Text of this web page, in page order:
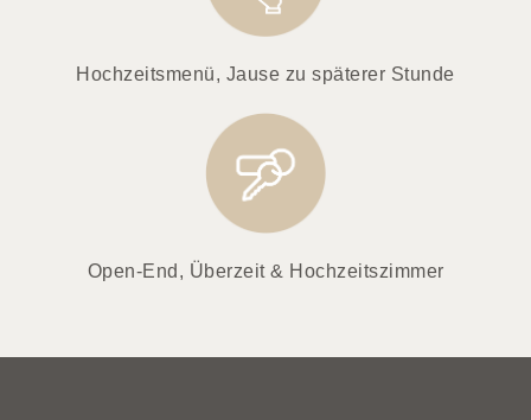
Hochzeitsmenü, Jause zu späterer Stunde
Open-End, Überzeit & Hochzeitszimmer